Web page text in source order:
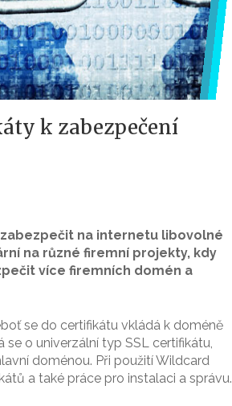
k zabezpečení
na internetu libovolné
na různé firemní projekty, kdy
více firemních domén a
se do certifikátu vkládá k doméně
o univerzální typ SSL certifikátu,
doménou. Při použití Wildcard
a také práce pro instalaci a správu.